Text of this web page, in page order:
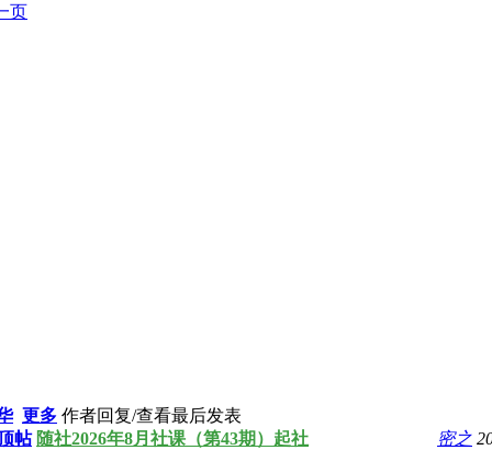
页
更多 作者回复/查看最后发表
帖 随社2026年8月社课（第43期）起社 密之